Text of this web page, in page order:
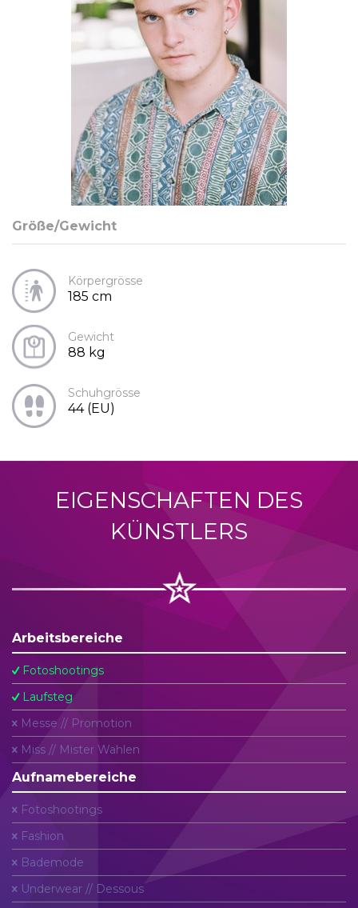
Größe/Gewicht
Körpergrösse
185 cm
Gewicht
88 kg
Schuhgrösse
44 (EU)
EIGENSCHAFTEN DES
KÜNSTLERS
Arbeitsbereiche
Fotoshootings
Laufsteg
Messe // Promotion
Miss // Mister Wahlen
Aufnamebereiche
Fotoshootings
Fashion
Bademode
Underwear // Dessous